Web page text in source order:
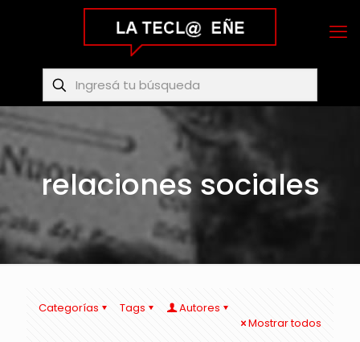
relaciones sociales
Categorías Tags
Autores
Mostrar todos